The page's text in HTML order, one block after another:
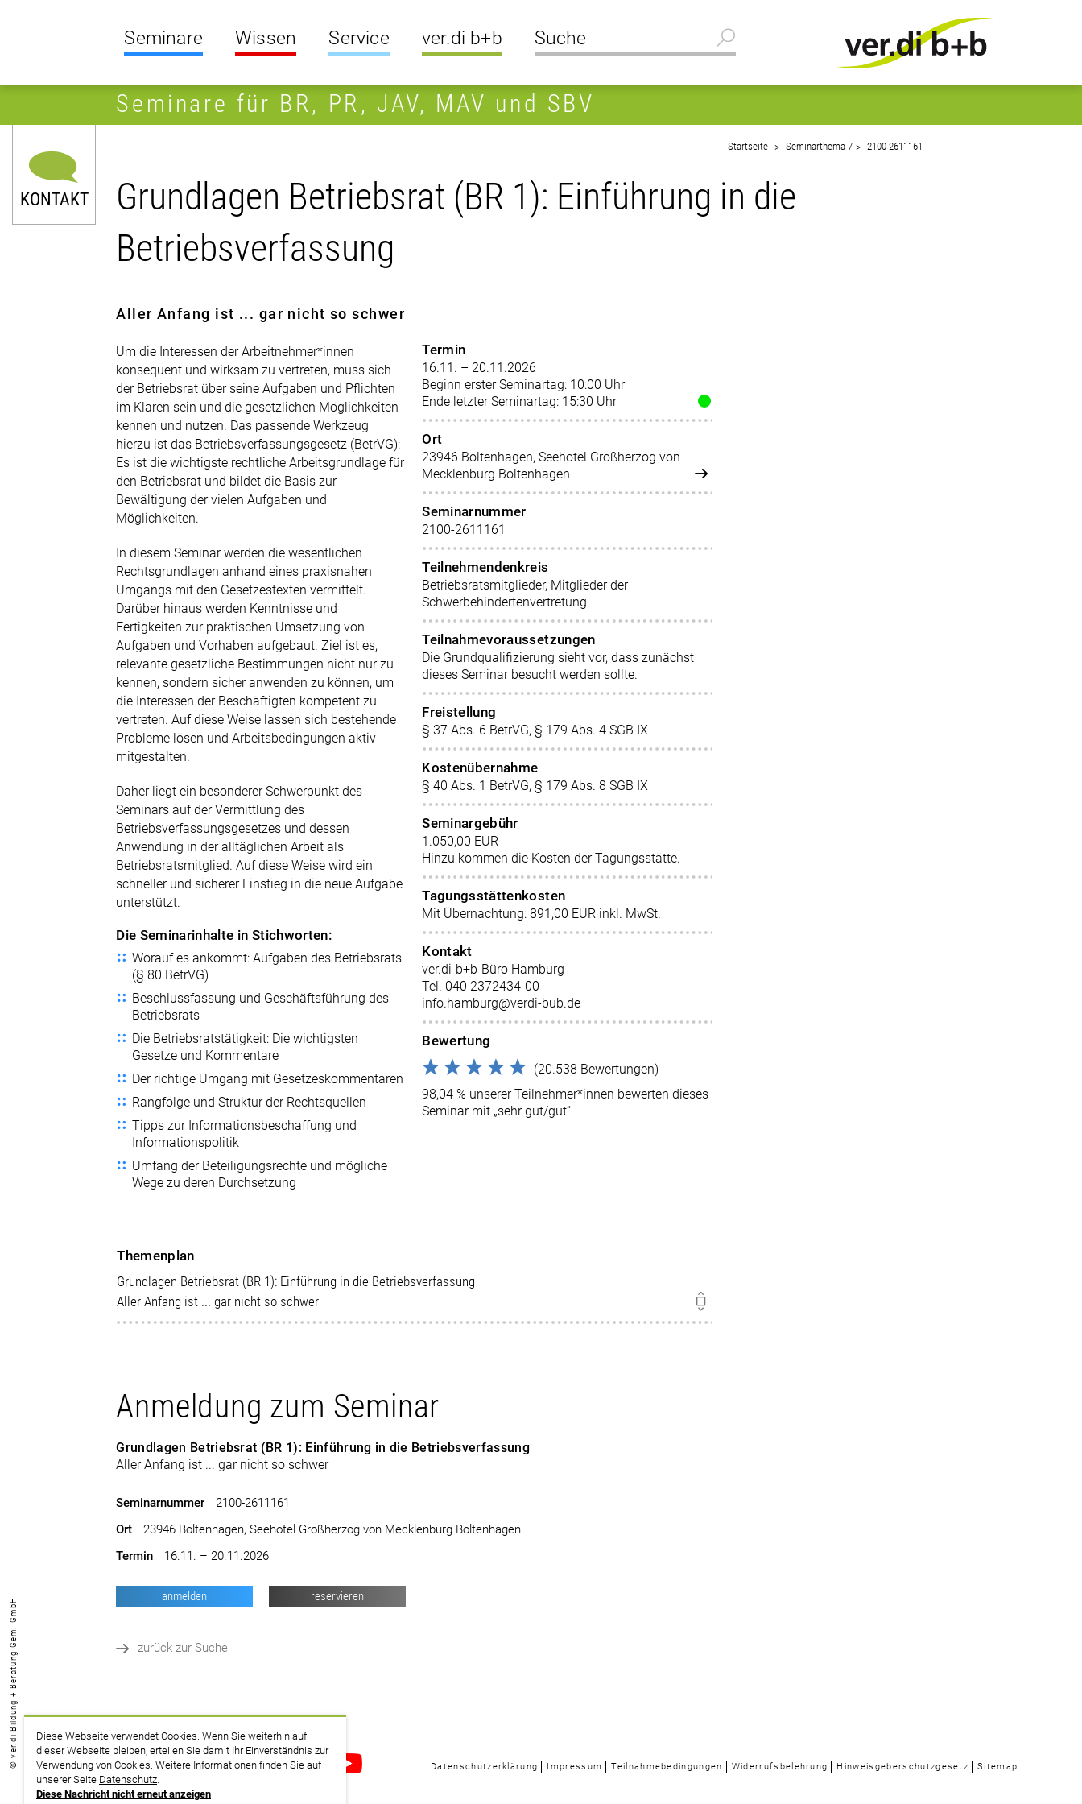
Diese Webseite verwendet Cookies. Wenn Sie weiterhin auf
dieser Webseite bleiben, erteilen Sie damit Ihr Einverständnis zur
Verwendung von Cookies. Weitere Informationen finden Sie auf
unserer Seite Datenschutz.
Diese Nachricht nicht erneut anzeigen
Seminare Wissen Service ver.di b+b
Seminare für BR, PR, JAV, MAV und SBV
KONTAKT
Tel. 040 2372434-00
E-Mail senden
Startseite Seminarthema 7 2100-2611161
Grundlagen Betriebsrat (BR 1): Einführung in die
Betriebsverfassung
Aller Anfang ist ... gar nicht so schwer
Um die Interessen der Arbeitnehmer*innen
konsequent und wirksam zu vertreten, muss sich
der Betriebsrat über seine Aufgaben und Pflichten
im Klaren sein und die gesetzlichen Möglichkeiten
kennen und nutzen. Das passende Werkzeug
hierzu ist das Betriebsverfassungsgesetz (BetrVG):
Es ist die wichtigste rechtliche Arbeitsgrundlage für
den Betriebsrat und bildet die Basis zur
Bewältigung der vielen Aufgaben und
Möglichkeiten.
In diesem Seminar werden die wesentlichen
Rechtsgrundlagen anhand eines praxisnahen
Umgangs mit den Gesetzestexten vermittelt.
Darüber hinaus werden Kenntnisse und
Fertigkeiten zur praktischen Umsetzung von
Aufgaben und Vorhaben aufgebaut. Ziel ist es,
relevante gesetzliche Bestimmungen nicht nur zu
kennen, sondern sicher anwenden zu können, um
die Interessen der Beschäftigten kompetent zu
vertreten. Auf diese Weise lassen sich bestehende
Probleme lösen und Arbeitsbedingungen aktiv
mitgestalten.
Daher liegt ein besonderer Schwerpunkt des
Seminars auf der Vermittlung des
Betriebsverfassungsgesetzes und dessen
Anwendung in der alltäglichen Arbeit als
Betriebsratsmitglied. Auf diese Weise wird ein
schneller und sicherer Einstieg in die neue Aufgabe
unterstützt.
Die Seminarinhalte in Stichworten:
Worauf es ankommt: Aufgaben des Betriebsrats
(§ 80 BetrVG)
Beschlussfassung und Geschäftsführung des
Betriebsrats
Die Betriebsratstätigkeit: Die wichtigsten
Gesetze und Kommentare
Der richtige Umgang mit Gesetzeskommentaren
Rangfolge und Struktur der Rechtsquellen
Tipps zur Informationsbeschaffung und
Informationspolitik
Umfang der Beteiligungsrechte und mögliche
Wege zu deren Durchsetzung
Termin
16.11. – 20.11.2026
Beginn erster Seminartag: 10:00 Uhr
Ende letzter Seminartag: 15:30 Uhr
Ort
23946 Boltenhagen, Seehotel Großherzog von
Mecklenburg Boltenhagen
Seminarnummer
2100-2611161
Teilnehmendenkreis
Betriebsratsmitglieder, Mitglieder der
Schwerbehindertenvertretung
Teilnahmevoraussetzungen
Die Grundqualifizierung sieht vor, dass zunächst
dieses Seminar besucht werden sollte.
Freistellung
§ 37 Abs. 6 BetrVG, § 179 Abs. 4 SGB IX
Kostenübernahme
§ 40 Abs. 1 BetrVG, § 179 Abs. 8 SGB IX
Seminargebühr
1.050,00 EUR
Hinzu kommen die Kosten der Tagungsstätte.
Tagungsstättenkosten
Mit Übernachtung: 891,00 EUR inkl. MwSt.
Kontakt
ver.di-b+b-Büro Hamburg
Tel. 040 2372434-00
info.hamburg@verdi-bub.de
Bewertung
(20.538 Bewertungen)
98,04 % unserer Teilnehmer*innen bewerten dieses
Seminar mit „sehr gut/gut“.
Themenplan
Grundlagen Betriebsrat (BR 1): Einführung in die Betriebsverfassung
Aller Anfang ist ... gar nicht so schwer
Anmeldung zum Seminar
Grundlagen Betriebsrat (BR 1): Einführung in die Betriebsverfassung
Aller Anfang ist ... gar nicht so schwer
Seminarnummer
2100-2611161
Ort
23946 Boltenhagen, Seehotel Großherzog von Mecklenburg Boltenhagen
Termin
16.11. – 20.11.2026
anmelden reservieren
zurück zur Suche
drucken Datenschutzerklärung Impressum Teilnahmebedingungen Widerrufsbelehrung Hinweisgeberschutzgesetz Sitemap
© ver.di Bildung + Beratung Gem. GmbH